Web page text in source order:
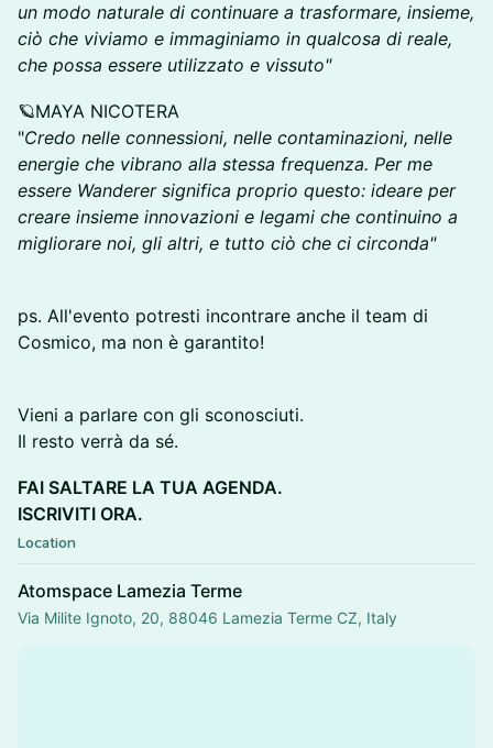
un modo naturale di continuare a trasformare, insieme,
ciò che viviamo e immaginiamo in qualcosa di reale,
che possa essere utilizzato e vissuto"
🪐MAYA NICOTERA
"Credo nelle connessioni, nelle contaminazioni, nelle
energie che vibrano alla stessa frequenza. Per me
essere Wanderer significa proprio questo: ideare per
creare insieme innovazioni e legami che continuino a
migliorare noi, gli altri, e tutto ciò che ci circonda"
ps. All'evento potresti incontrare anche il team di
Cosmico, ma non è garantito!
Vieni a parlare con gli sconosciuti.
Il resto verrà da sé.
FAI SALTARE LA TUA AGENDA.
ISCRIVITI ORA.
Location
Atomspace Lamezia Terme
Via Milite Ignoto, 20, 88046 Lamezia Terme CZ, Italy